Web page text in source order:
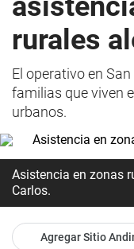
rurales
El operativo en
familias que viven
urbanos.
Asistencia en zonas
Carlos.
Agregar Sitio